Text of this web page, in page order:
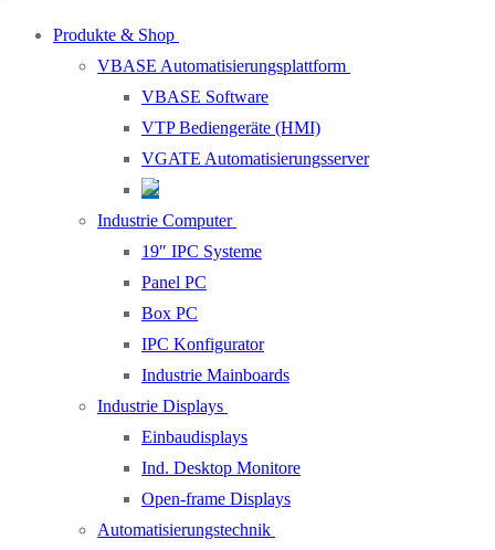
Produkte & Shop
VBASE Automatisierungsplattform
VBASE Software
VTP Bediengeräte (HMI)
VGATE Automatisierungsserver
Industrie Computer
19″ IPC Systeme
Panel PC
Box PC
IPC Konfigurator
Industrie Mainboards
Industrie Displays
Einbaudisplays
Ind. Desktop Monitore
Open-frame Displays
Automatisierungstechnik